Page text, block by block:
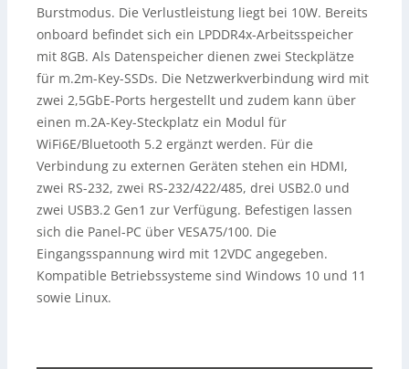
Burstmodus. Die Verlustleistung liegt bei 10W. Bereits
onboard befindet sich ein LPDDR4x-Arbeitsspeicher
mit 8GB. Als Datenspeicher dienen zwei Steckplätze
für m.2m-Key-SSDs. Die Netzwerkverbindung wird mit
zwei 2,5GbE-Ports hergestellt und zudem kann über
einen m.2A-Key-Steckplatz ein Modul für
WiFi6E/Bluetooth 5.2 ergänzt werden. Für die
Verbindung zu externen Geräten stehen ein HDMI,
zwei RS-232, zwei RS-232/422/485, drei USB2.0 und
zwei USB3.2 Gen1 zur Verfügung. Befestigen lassen
sich die Panel-PC über VESA75/100. Die
Eingangsspannung wird mit 12VDC angegeben.
Kompatible Betriebssysteme sind Windows 10 und 11
sowie Linux.